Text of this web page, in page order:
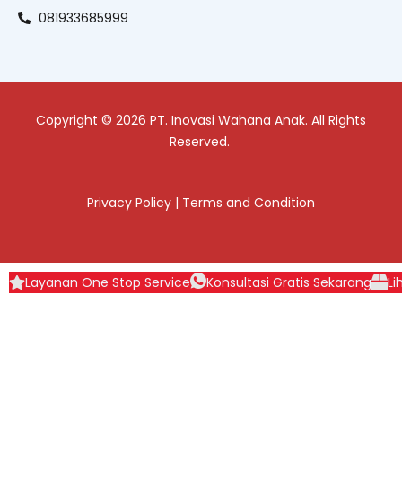
081933685999
Copyright © 2026 PT. Inovasi Wahana Anak. All Rights
Reserved.
Privacy Policy | Terms and Condition
Layanan One Stop Service Konsultasi Gratis Sekarang